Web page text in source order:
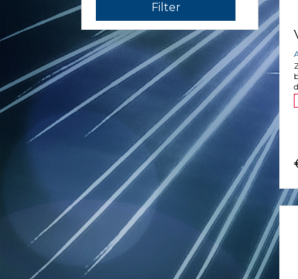
Filter